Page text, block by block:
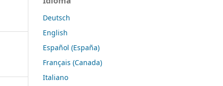
Deutsch
English
Español (España)
Français (Canada)
Italiano